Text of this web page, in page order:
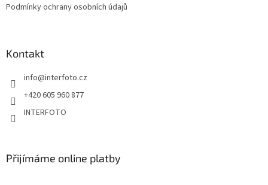
Podmínky ochrany osobních údajů
Kontakt
info@interfoto.cz
+420 605 960 877
INTERFOTO
Přijímáme online platby